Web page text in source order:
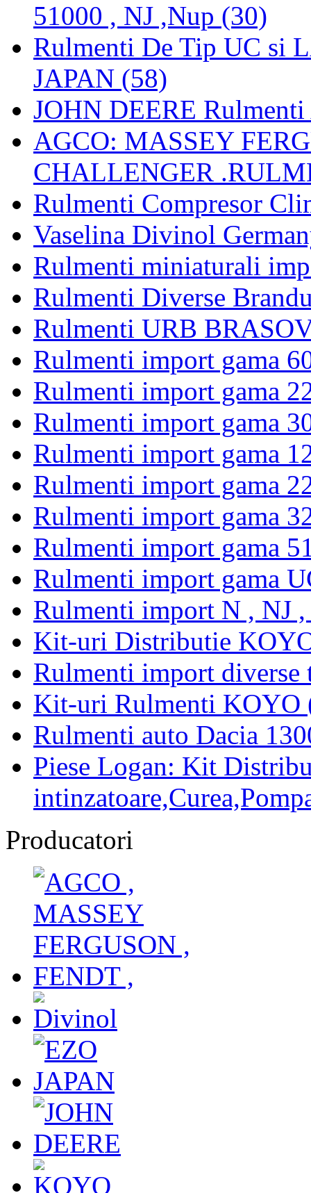
51000 , NJ ,Nup (30)
Rulmenti De Tip UC si
JAPAN (58)
JOHN DEERE
AGCO: MASSEY
CHALLENGER
Rulmenti Compresor
Vaselina Divinol
Rulmenti miniaturali
Rulmenti Diverse
Rulmenti URB
Rulmenti import gama
Rulmenti import gama
Rulmenti import gama
Rulmenti import gama
Rulmenti import gama
Rulmenti import gama
Rulmenti import gama
Rulmenti import gama
Rulmenti import N , NJ
Kit-uri Distributie
Rulmenti import
Kit-uri Rulmenti KOYO
Rulmenti auto Dacia
Piese Logan: Kit
Producatori